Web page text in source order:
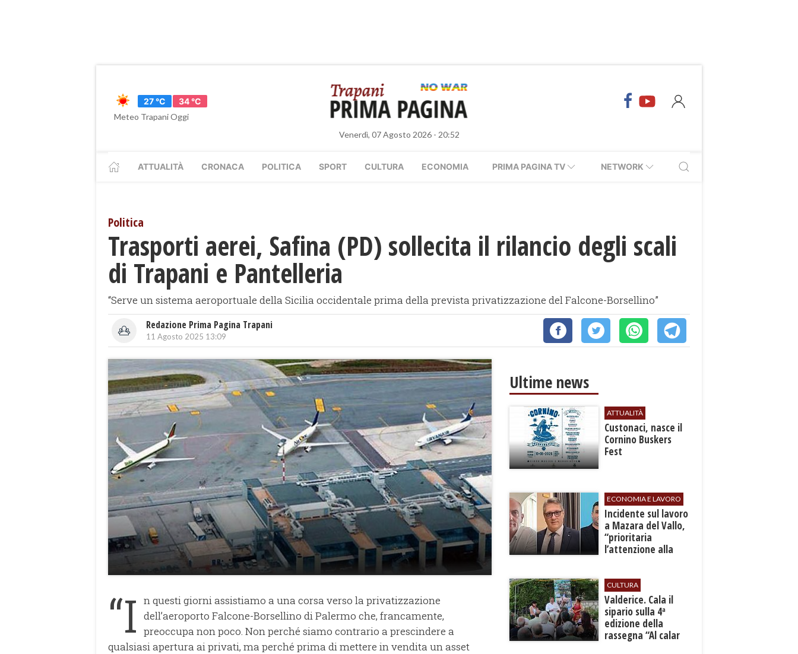
27 °C
34 °C
Meteo Trapani Oggi
Venerdì, 07 Agosto 2026 - 20:52
ATTUALITÀ CRONACA POLITICA SPORT CULTURA ECONOMIA PRIMA PAGINA TV NETWORK
Politica
​Trasporti aerei, Safina (PD) sollecita il rilancio degli scali
di Trapani e Pantelleria
“Serve un sistema aeroportuale della Sicilia occidentale prima della prevista privatizzazione del Falcone-Borsellino”
Redazione Prima Pagina Trapani
11 Agosto 2025 13:09
“I n questi giorni assistiamo a una corsa verso la privatizzazione
dell’aeroporto Falcone-Borsellino di Palermo che, francamente,
preoccupa non poco. Non perché siamo contrario a prescindere a
qualsiasi apertura ai privati, ma perché prima di mettere in vendita un asset
Ultime news
ATTUALITÀ
Custonaci, nasce il
Cornino Buskers
Fest
ECONOMIA E LAVORO
​Incidente sul lavoro
a Mazara del Vallo,
“prioritaria
l’attenzione alla
CULTURA
Valderice. Cala il
sipario sulla 4ª
edizione della
rassegna “Al calar